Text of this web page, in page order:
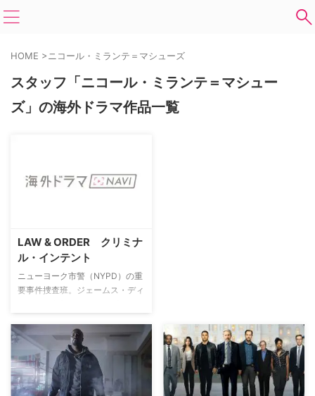
HOME >ニコール・ミランテ＝マシューズ
スタッフ「ニコール・ミランテ＝マシュー
ズ」の海外ドラマ作品一覧
LAW & ORDER クリミナ
ル・インテント
ニューヨーク市警（NYPD）の重
要事件捜査班。ジェームス・ディ
レン、そして彼の相棒であるアレ
クサンドラ・エイムズらの敏腕刑
事たちが豊富な知識と知性で数々
の凶悪な難事件の捜査に当たって
いる。凶悪犯罪の裏に潜む犯人を